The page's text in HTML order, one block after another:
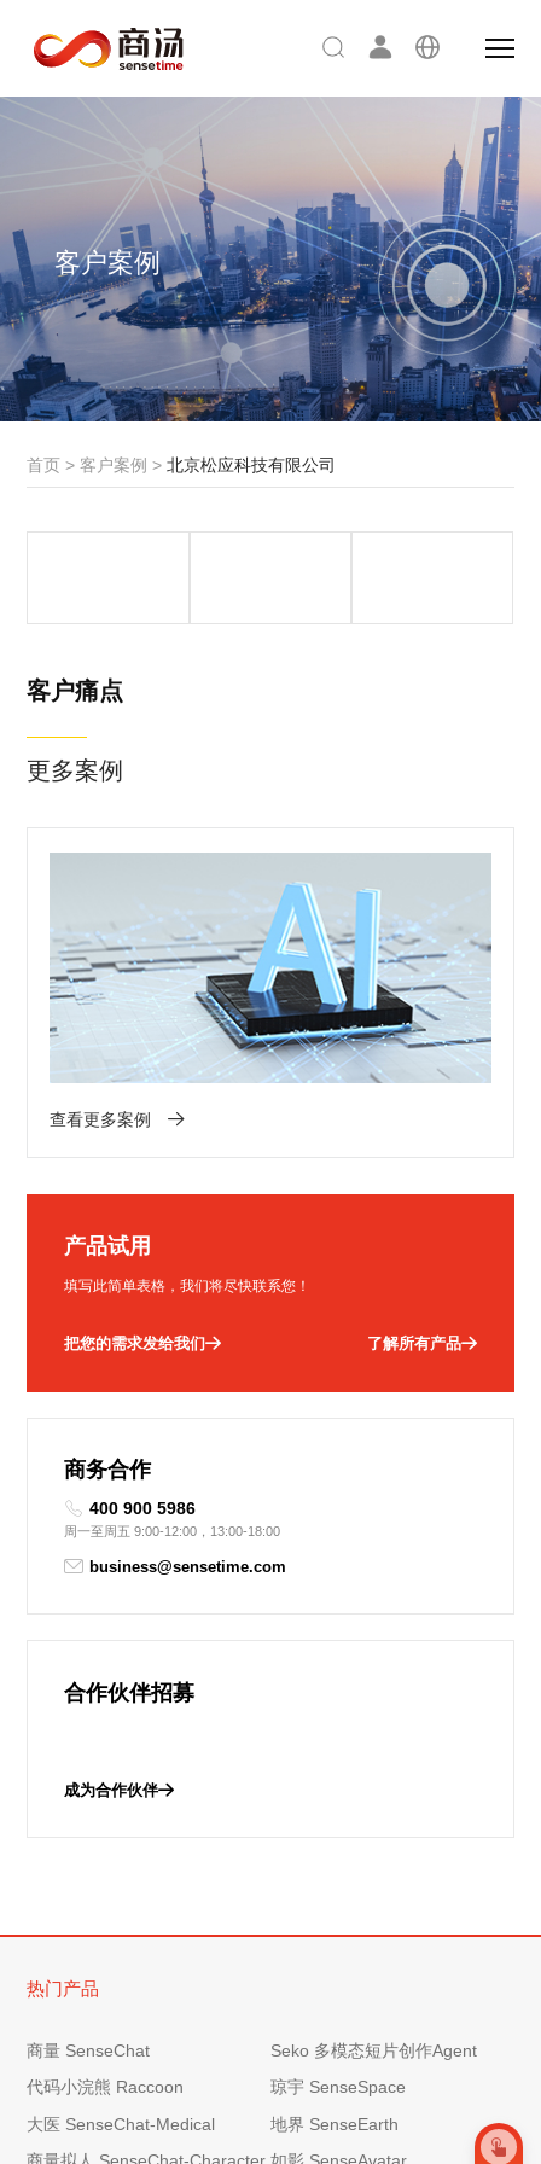
客户案例
首页 >客户案例 >北京松应科技有限公司
研发国内首个物
ORCA，全面支
持具身智能/自动
驾驶/低空经济/
智能制造等领域
与智能训练。
基于云3D引擎架
同、数据统一、
合成数据等前沿
技术，专门训练
机器人和智能体
的“智慧脑”“灵巧
手”和“敏捷脚”。
客户痛点
更多案例
查看更多案例
产品试用
填写此简单表格，我们将尽快联系您！
把您的需求发给我们 了解所有产品
商务合作
400 900 5986
周一至周五 9:00-12:00，13:00-18:00
business@sensetime.com
合作伙伴招募
成为合作伙伴
热门产品
商量 SenseChat
Seko 多模态短片创作Agent
代码小浣熊 Raccoon
琼宇 SenseSpace
大医 SenseChat-Medical
地界 SenseEarth